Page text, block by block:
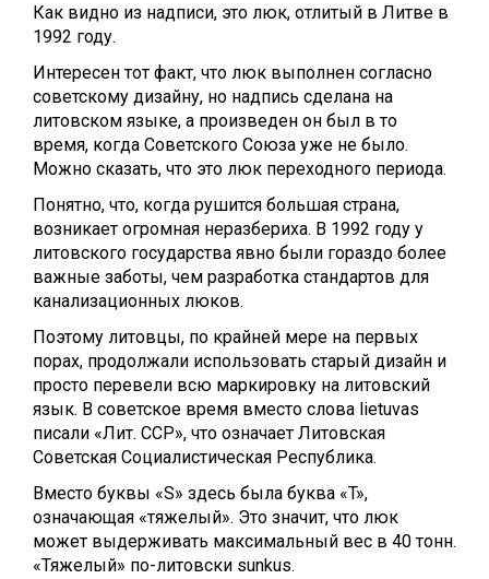
Как видно из надписи, это люк, отлитый в Литве в
1992 году.
Интересен тот факт, что люк выполнен согласно
советскому дизайну, но надпись сделана на
литовском языке, а произведен он был в то
время, когда Советского Союза уже не было.
Можно сказать, что это люк переходного периода.
Понятно, что, когда рушится большая страна,
возникает огромная неразбериха. В 1992 году у
литовского государства явно были гораздо более
важные заботы, чем разработка стандартов для
канализационных люков.
Поэтому литовцы, по крайней мере на первых
порах, продолжали использовать старый дизайн и
просто перевели всю маркировку на литовский
язык. В советское время вместо слова lietuvas
писали «Лит. ССР», что означает Литовская
Советская Социалистическая Республика.
Вместо буквы «S» здесь была буква «T»,
означающая «тяжелый». Это значит, что люк
может выдерживать максимальный вес в 40 тонн.
«Тяжелый» по-литовски sunkus.